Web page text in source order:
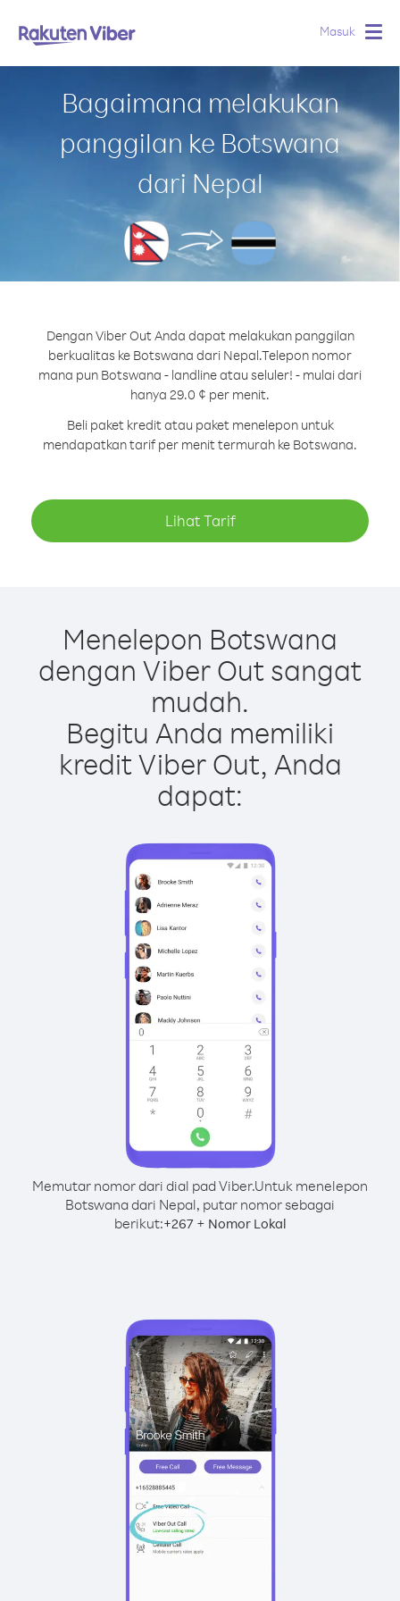
Masuk
Bagaimana melakukan
panggilan ke Botswana
dari Nepal
Dengan Viber Out Anda dapat melakukan panggilan
berkualitas ke Botswana dari Nepal.Telepon nomor
mana pun Botswana - landline atau seluler! - mulai dari
hanya 29.0 ¢ per menit.
Beli paket kredit atau paket menelepon untuk
mendapatkan tarif per menit termurah ke Botswana.
Lihat Tarif
Menelepon Botswana
dengan Viber Out sangat
mudah.
Begitu Anda memiliki
kredit Viber Out, Anda
dapat:
Memutar nomor dari dial pad Viber.Untuk menelepon
Botswana dari Nepal, putar nomor sebagai
berikut:+267+ Nomor Lokal